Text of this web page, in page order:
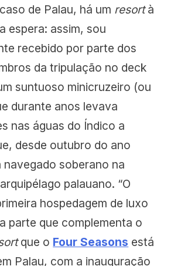
de Palau, há um resortà
espera: assim, sou
recebido por parte dos
da tripulação no deck
suntuoso minicruzeiro (ou
durante anos levava
nas águas do Índico a
desde outubro do ano
navegado soberano na
palauano. “O
hospedagem de luxo
parte que complementa o
que o Four Seasons está
Palau, com a inauguração